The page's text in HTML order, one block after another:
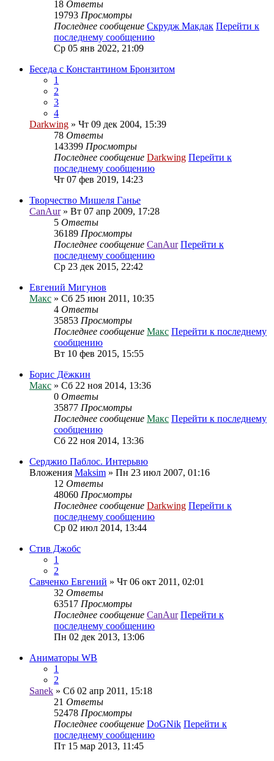
18 Ответы
19793 Просмотры
Последнее сообщение Скрудж Макдак Перейти к
последнему сообщению
Ср 05 янв 2022, 21:09
Беседа с Константином Бронзитом
1
2
3
4
Darkwing » Чт 09 дек 2004, 15:39
78 Ответы
143399 Просмотры
Последнее сообщение Darkwing Перейти к
последнему сообщению
Чт 07 фев 2019, 14:23
Творчество Мишеля Ганье
CanAur» Вт 07 апр 2009, 17:28
5 Ответы
36189 Просмотры
Последнее сообщение CanAur Перейти к
последнему сообщению
Ср 23 дек 2015, 22:42
Евгений Мигунов
Макс » Сб 25 июн 2011, 10:35
4 Ответы
35853 Просмотры
Последнее сообщение Макс Перейти к последнему
сообщению
Вт 10 фев 2015, 15:55
Борис Дёжкин
Макс » Сб 22 ноя 2014, 13:36
0 Ответы
35877 Просмотры
Последнее сообщение Макс Перейти к последнему
сообщению
Сб 22 ноя 2014, 13:36
Серджио Паблос. Интерьвю
Вложения Maksim » Пн 23 июл 2007, 01:16
12 Ответы
48060 Просмотры
Последнее сообщение Darkwing Перейти к
последнему сообщению
Ср 02 июл 2014, 13:44
Стив Джобс
1
2
Савченко Евгений » Чт 06 окт 2011, 02:01
32 Ответы
63517 Просмотры
Последнее сообщение CanAur Перейти к
последнему сообщению
Пн 02 дек 2013, 13:06
Аниматоры WB
1
2
Sanek » Сб 02 апр 2011, 15:18
21 Ответы
52478 Просмотры
Последнее сообщение DoGNik Перейти к
последнему сообщению
Пт 15 мар 2013, 11:45